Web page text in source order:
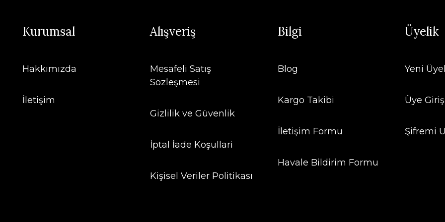
Kurumsal
Hakkımızda
İletişim
Alışveriş
Mesafeli Satış
Sözleşmesi
Gizlilik ve Güvenlik
İptal İade Koşullari
Kişisel Veriler Politikası
Bilgi
Blog
Kargo Takibi
İletişim Formu
Havale Bildirim Formu
Üyelik
Yeni
Üye
Şifremi